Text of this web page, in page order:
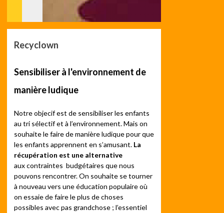
Recyclown
Sensibiliser à l'environnement de
manière ludique
Notre objecif est de sensibiliser les enfants
au tri sélectif et à l’environnement. Mais on
souhaite le faire de manière ludique pour que
les enfants apprennent en s’amusant. La
récupération est une alternative
aux contraintes budgétaires que nous
pouvons rencontrer. On souhaite se tourner
à nouveau vers une éducation populaire où
on essaie de faire le plus de choses
possibles avec pas grandchose ; l’essentiel